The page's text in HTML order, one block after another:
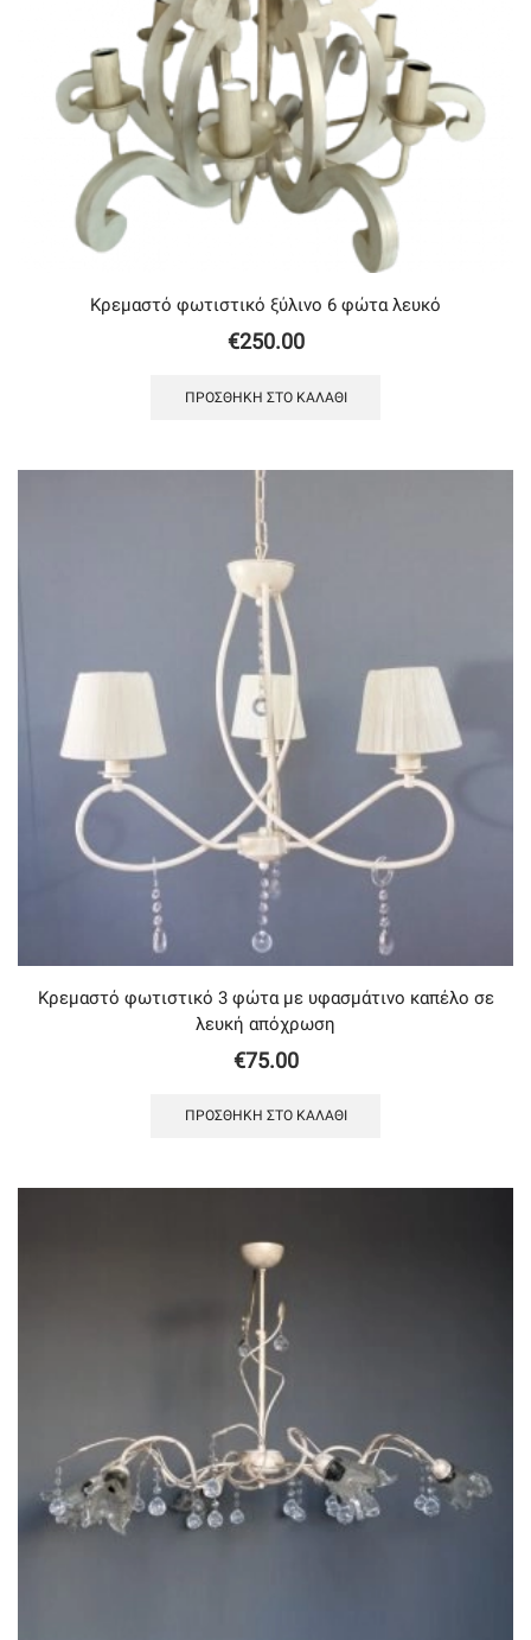
Κρεμαστό φωτιστικό ξύλινο 6 φώτα λευκό
€250.00
ΠΡΟΣΘΉΚΗ ΣΤΟ ΚΑΛΆΘΙ
Κρεμαστό φωτιστικό 3 φώτα με υφασμάτινο καπέλο σε
λευκή απόχρωση
€75.00
ΠΡΟΣΘΉΚΗ ΣΤΟ ΚΑΛΆΘΙ